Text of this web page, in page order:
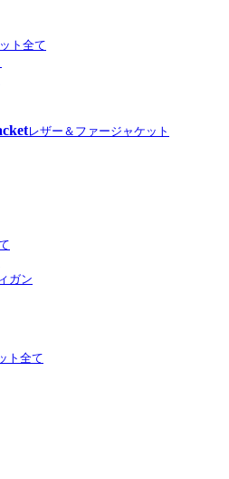
ト全て
レザー＆ファージャケット
ガン
ト全て